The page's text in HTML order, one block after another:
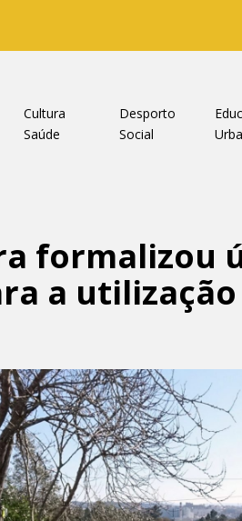
Cultura Desporto
Saúde Social
a